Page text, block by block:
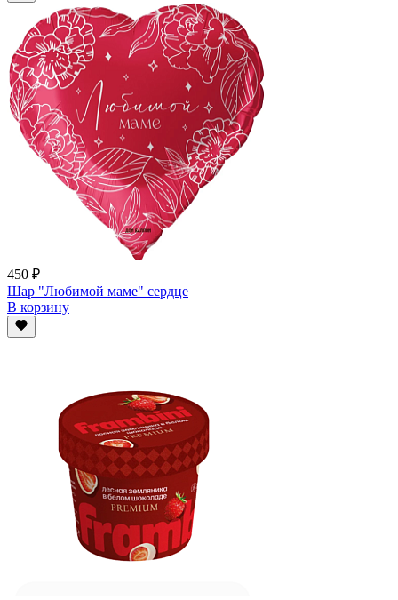
450 ₽
Шар "Любимой маме" сердце
В корзину